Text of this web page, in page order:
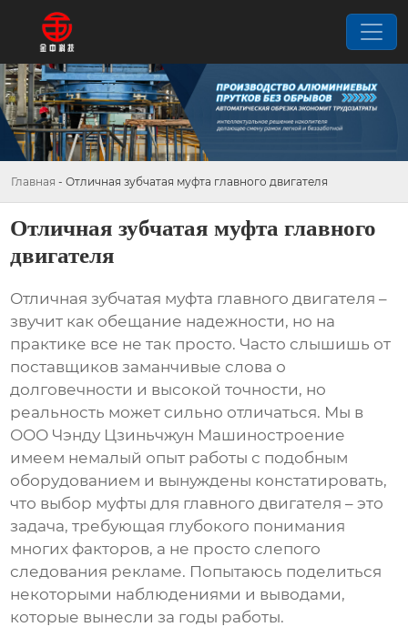
Главная - Отличная зубчатая муфта главного двигателя
Отличная зубчатая муфта главного
двигателя
Отличная зубчатая муфта главного двигателя –
звучит как обещание надежности, но на
практике все не так просто. Часто слышишь от
поставщиков заманчивые слова о
долговечности и высокой точности, но
реальность может сильно отличаться. Мы в
ООО Чэнду Цзиньчжун Машиностроение
имеем немалый опыт работы с подобным
оборудованием и вынуждены констатировать,
что выбор муфты для главного двигателя – это
задача, требующая глубокого понимания
многих факторов, а не просто слепого
следования рекламе. Попытаюсь поделиться
некоторыми наблюдениями и выводами,
которые вынесли за годы работы.